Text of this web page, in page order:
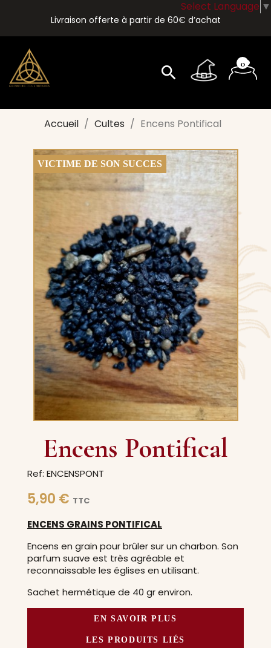
Livraison offerte à partir de 60€ d’achat
search 0
Accueil Cultes Encens Pontifical
VICTIME DE SON SUCCES
Encens Pontifical
Ref: ENCENSPONT
5,90 € TTC
ENCENS GRAINS PONTIFICAL
Encens en grain pour brûler sur un charbon. Son
parfum suave est très agréable et
reconnaissable les églises en utilisant.
Sachet hermétique de 40 gr environ.
EN SAVOIR PLUS
LES PRODUITS LIÉS
Select Language ▼